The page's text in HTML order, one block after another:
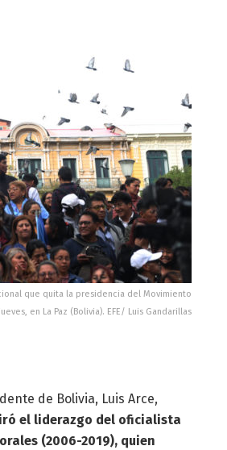
que quita la presidencia del Movimiento
en La Paz (Bolivia). EFE/ Luis Gandarillas
de Bolivia, Luis Arce,
el liderazgo del oficialista
(2006-2019), quien